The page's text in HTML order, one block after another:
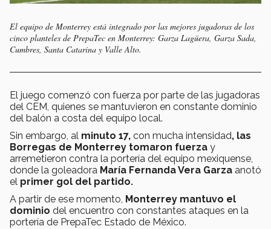
El equipo de Monterrey está integrado por las mejores jugadoras de los
cinco planteles de PrepaTec en Monterrey: Garza Lagüera, Garza Sada,
Cumbres, Santa Catarina y Valle Alto.
El juego comenzó con fuerza por parte de las jugadoras
del CEM, quienes se mantuvieron en constante dominio
del balón a costa del equipo local.
Sin embargo, al minuto 17, con mucha intensidad, las
Borregas de Monterrey tomaron fuerza y
arremetieron contra la portería del equipo mexiquense,
donde la goleadora María Fernanda Vera Garza anotó
el primer gol del partido.
A partir de ese momento, Monterrey mantuvo el
dominio del encuentro con constantes ataques en la
portería de PrepaTec Estado de México.